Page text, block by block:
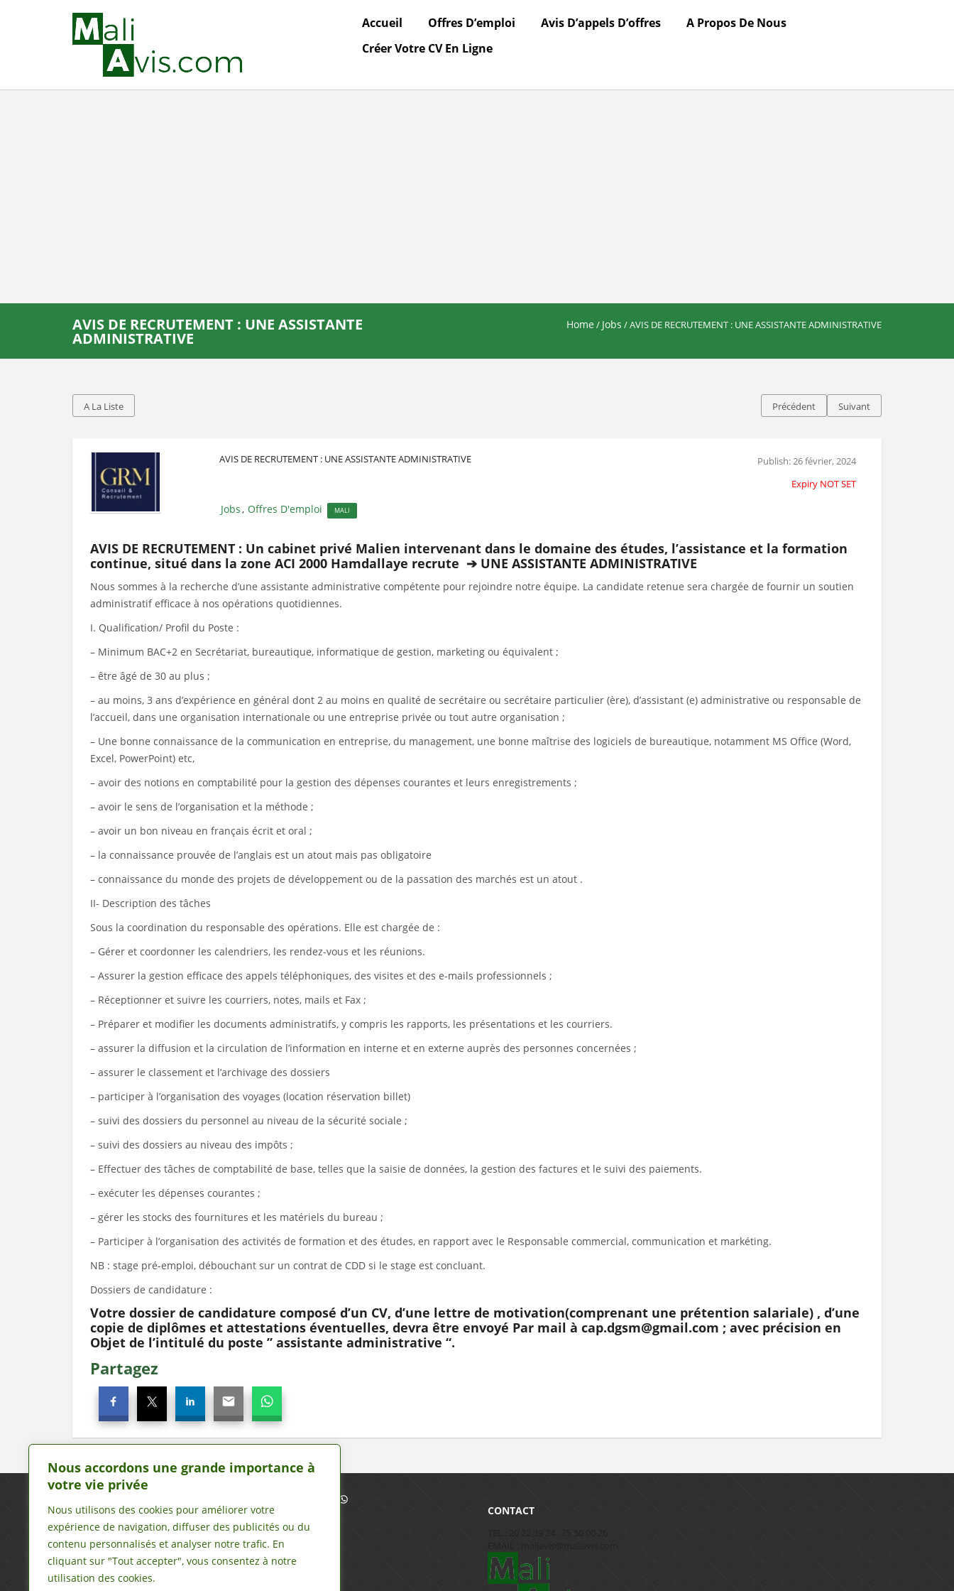
Nous accordons une grande importance à
votre vie privée
Nous utilisons des cookies pour améliorer votre
expérience de navigation, diffuser des publicités ou du
contenu personnalisés et analyser notre trafic. En
cliquant sur "Tout accepter", vous consentez à notre
utilisation des cookies.
Accueil Offres D’emploi Avis D’appels D’offres
A Propos De Nous
Créer Votre CV En Ligne
AVIS DE RECRUTEMENT : UNE ASSISTANTE
ADMINISTRATIVE
Home / Jobs / AVIS DE RECRUTEMENT : UNE ASSISTANTE ADMINISTRATIVE
A La Liste Précédent Suivant
AVIS DE RECRUTEMENT : UNE ASSISTANTE ADMINISTRATIVE
Publish: 26 février, 2024
Expiry NOT SET
Jobs, Offres D'emploi MALI
AVIS DE RECRUTEMENT : Un cabinet privé Malien intervenant dans le domaine des études, l’assistance et la formation
continue, situé dans la zone ACI 2000 Hamdallaye recrute ➔ UNE ASSISTANTE ADMINISTRATIVE
Nous sommes à la recherche d’une assistante administrative compétente pour rejoindre notre équipe. La candidate retenue sera chargée de fournir un soutien
administratif efficace à nos opérations quotidiennes.
I. Qualification/ Profil du Poste :
– Minimum BAC+2 en Secrétariat, bureautique, informatique de gestion, marketing ou équivalent ;
– être âgé de 30 au plus ;
– au moins, 3 ans d’expérience en général dont 2 au moins en qualité de secrétaire ou secrétaire particulier (ère), d’assistant (e) administrative ou responsable de
l’accueil, dans une organisation internationale ou une entreprise privée ou tout autre organisation ;
– Une bonne connaissance de la communication en entreprise, du management, une bonne maîtrise des logiciels de bureautique, notamment MS Office (Word,
Excel, PowerPoint) etc,
– avoir des notions en comptabilité pour la gestion des dépenses courantes et leurs enregistrements ;
– avoir le sens de l’organisation et la méthode ;
– avoir un bon niveau en français écrit et oral ;
– la connaissance prouvée de l’anglais est un atout mais pas obligatoire
– connaissance du monde des projets de développement ou de la passation des marchés est un atout .
II- Description des tâches
Sous la coordination du responsable des opérations. Elle est chargée de :
– Gérer et coordonner les calendriers, les rendez-vous et les réunions.
– Assurer la gestion efficace des appels téléphoniques, des visites et des e-mails professionnels ;
– Réceptionner et suivre les courriers, notes, mails et Fax ;
– Préparer et modifier les documents administratifs, y compris les rapports, les présentations et les courriers.
– assurer la diffusion et la circulation de l’information en interne et en externe auprès des personnes concernées ;
– assurer le classement et l’archivage des dossiers
– participer à l’organisation des voyages (location réservation billet)
– suivi des dossiers du personnel au niveau de la sécurité sociale ;
– suivi des dossiers au niveau des impôts ;
– Effectuer des tâches de comptabilité de base, telles que la saisie de données, la gestion des factures et le suivi des paiements.
– exécuter les dépenses courantes ;
– gérer les stocks des fournitures et les matériels du bureau ;
– Participer à l’organisation des activités de formation et des études, en rapport avec le Responsable commercial, communication et markéting.
NB : stage pré-emploi, débouchant sur un contrat de CDD si le stage est concluant.
Dossiers de candidature :
Votre dossier de candidature composé d’un CV, d’une lettre de motivation(comprenant une prétention salariale) , d’une
copie de diplômes et attestations éventuelles, devra être envoyé Par mail à cap.dgsm@gmail.com ; avec précision en
Objet de l’intitulé du poste ” assistante administrative “.
Partagez
Nous écrire
maliavis@maliavis.com
CONTACT
TEL : 20 22 39 24 , 75 50 00 26
EMAIL : maliavis@maliavis.com